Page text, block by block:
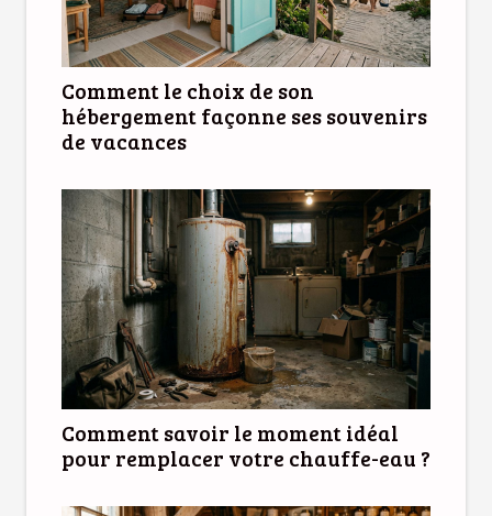
Comment le choix de son
hébergement façonne ses souvenirs
de vacances
Comment savoir le moment idéal
pour remplacer votre chauffe-eau ?